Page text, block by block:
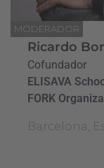
MODERADOR
Ricardo
Cofundador
ELISAVA
FORK
Barcelona,